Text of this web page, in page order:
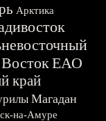
Арктика
ЕАО
край
Магадан
на-Амуре